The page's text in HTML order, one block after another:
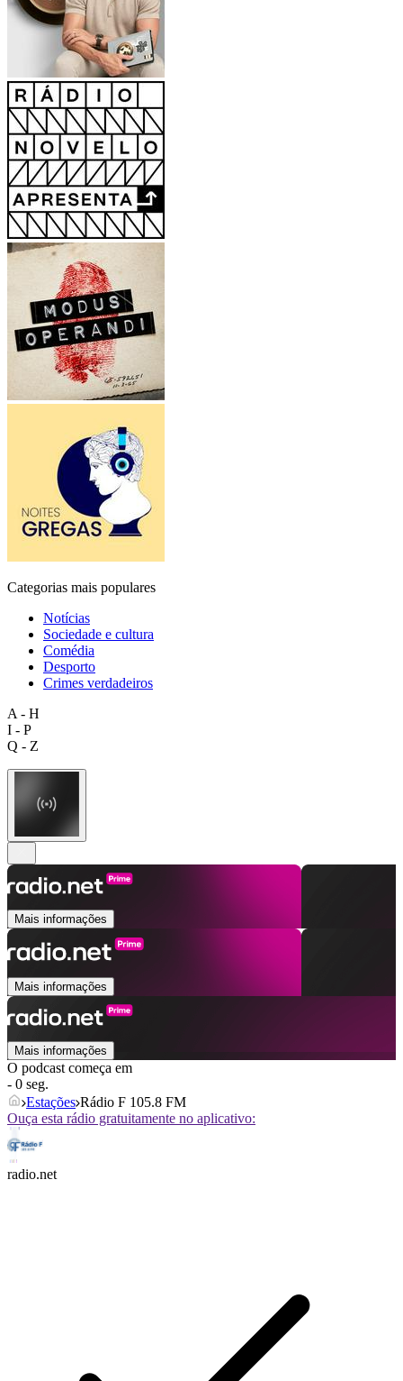
Categorias mais populares
Notícias
Sociedade e cultura
Comédia
Desporto
Crimes verdadeiros
A - H
I - P
Q - Z
Mais informações
Mais informações
Mais informações
O podcast começa em
- 0 seg.
Estações Rádio F 105.8 FM
Ouça esta rádio gratuitamente no aplicativo:
radio.net